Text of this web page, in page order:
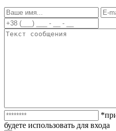
будете использовать для входа